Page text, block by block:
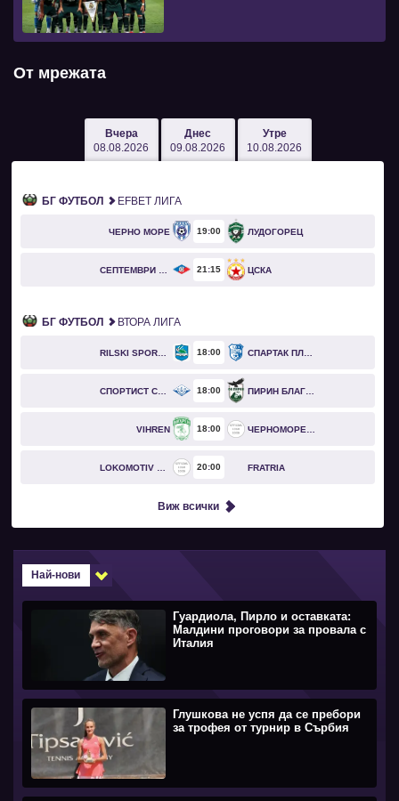
От мрежата
Вчера
08.08.2026
Днес
09.08.2026
Утре
10.08.2026
БГ ФУТБОЛ EFBET ЛИГА
ЧЕРНО МОРЕ 19 00 ЛУДОГОРЕЦ
21 15 ЦСКА
БГ ФУТБОЛ ВТОРА ЛИГА
RILSKI SPORTIST 18 00 СПАРТАК ПЛЕВЕН
СПОРТИСТ СВОГЕ 18 00 ПИРИН БЛАГОЕВГРАД
VIHREN 18 00
20 00 FRATRIA
Виж всички
Най-нови
Гуардиола, Пирло и оставката:
Малдини проговори за провала с
Италия
Глушкова не успя да се пребори
за трофея от турнир в Сърбия